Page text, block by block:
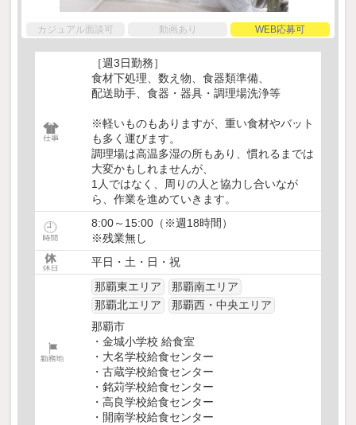
カジュアル面談可 動画あり WEB応募可
［週3日勤務］
食材下処理、数え物、食器類準備、
配送助手、食器・器具・調理場洗浄等
※軽いものもありますが、重い食材やバット
も多く運びます。
調理場は高温多湿の所もあり、慣れるまでは
大変かもしれませんが、
1人ではなく、周りの人と協力し合いなが
ら、作業を進めていきます。
8:00～15:00（※週18時間）
※残業無し
平日・土・日・祝
那覇東エリア
那覇南エリア
那覇北エリア
那覇西・中央エリア
那覇市
・金城小学校 給食室
・大名学校給食センター
・古蔵学校給食センター
・銘苅学校給食センター
・高良学校給食センター
・開南学校給食センター